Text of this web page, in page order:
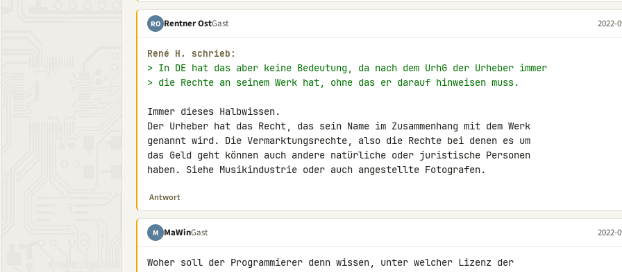
RO Rentner OstGast 2022-
René H. schrieb:
> In DE hat das aber keine Bedeutung, da nach dem UrhG der Urheber immer
> die Rechte an seinem Werk hat, ohne das er darauf hinweisen muss.
Immer dieses Halbwissen.
Der Urheber hat das Recht, das sein Name im Zusammenhang mit dem Werk
genannt wird. Die Vermarktungsrechte, also die Rechte bei denen es um
das Geld geht können auch andere natürliche oder juristische Personen
haben. Siehe Musikindustrie oder auch angestellte Fotografen.
Antwort
M MaWinGast 2022-
Woher soll der Programmierer denn wissen, unter welcher Lizenz der